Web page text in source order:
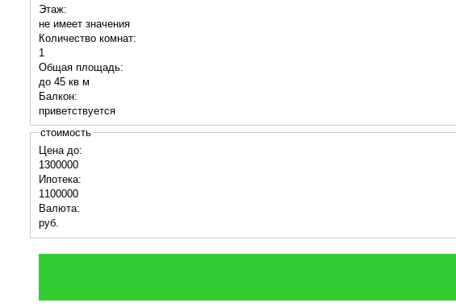
Этаж:
не имеет значения
Количество комнат:
1
Общая площадь:
до 45 кв м
Балкон:
приветствуется
стоимость
Цена до:
1300000
Ипотека:
1100000
Валюта:
руб.